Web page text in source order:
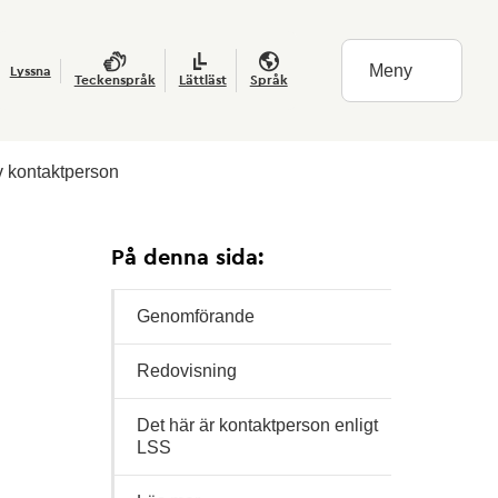
Lyssna
Teckenspråk Lättläst Språk Meny
kontaktperson
På denna sida:
Genomförande
Redovisning
Det här är kontaktperson enligt
LSS